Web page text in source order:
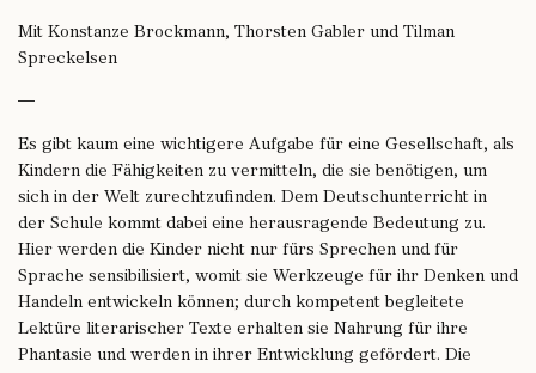
Mit Konstanze Brockmann, Thorsten Gabler und Tilman
Spreckelsen
—
Es gibt kaum eine wichtigere Aufgabe für eine Gesellschaft, als
Kindern die Fähigkeiten zu vermitteln, die sie benötigen, um
sich in der Welt zurechtzufinden. Dem Deutschunterricht in
der Schule kommt dabei eine herausragende Bedeutung zu.
Hier werden die Kinder nicht nur fürs Sprechen und für
Sprache sensibilisiert, womit sie Werkzeuge für ihr Denken und
Handeln entwickeln können; durch kompetent begleitete
Lektüre literarischer Texte erhalten sie Nahrung für ihre
Phantasie und werden in ihrer Entwicklung gefördert. Die